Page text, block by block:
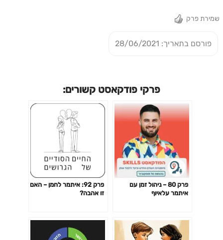
שמירת פרק
פורסם בתאריך: 28/06/2021
פרקי פודקאסט קשורים:
פרק 80 – ניהול זמן עם
איתמר עלאיוף
פרק 92: איתמר לחמן – האם
זו אהבה?